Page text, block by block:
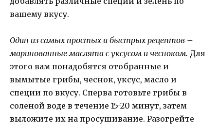
вашему вкусу.
Один из самых простых и быстрых рецептов –
маринованные маслята с уксусом и чесноком. Для
этого вам понадобятся отобранные и
вымытые грибы, чеснок, уксус, масло и
специи по вкусу. Сперва готовьте грибы в
соленой воде в течение 15-20 минут, затем
выложите их на просушивание. Разогрейте